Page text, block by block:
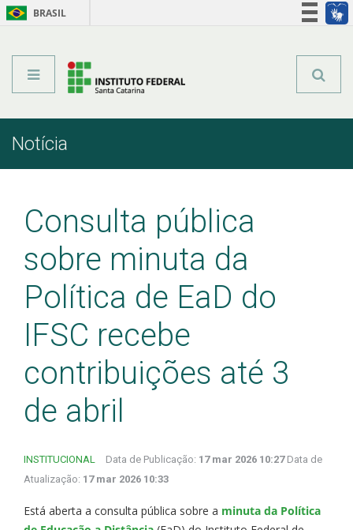
BRASIL
NotíciaInício
Consulta pública
sobre minuta da
Política de EaD do
IFSC recebe
contribuições até 3
de abril
INSTITUCIONAL Data de Publicação: 17 mar 2026 10:27 Data de
Atualização: 17 mar 2026 10:33
Está aberta a consulta pública sobre a minuta da Política